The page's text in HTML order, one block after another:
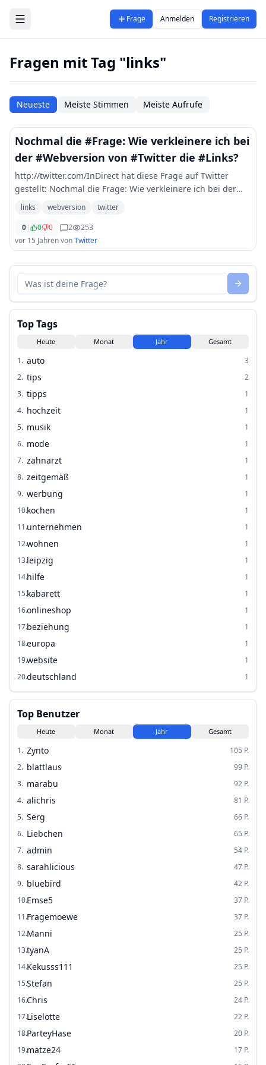
Zum Hauptinhalt springen
Frage Anmelden Registrieren
Fragen mit Tag "links"
Neueste Meiste Stimmen Meiste Aufrufe
Nochmal die #Frage: Wie verkleinere ich bei
der #Webversion von #Twitter die #Links?
http://twitter.com/InDirect hat diese Frage auf Twitter
gestellt: Nochmal die Frage: Wie verkleinere ich bei der
Webversion von Twitter die Links?
links webversion
twitter
0| 0 0 2
253
vor 15 JahrenvonTwitter
Top Tags
Heute Monat Jahr Gesamt
1. auto
3
2. tips
2
3. tipps
1
4. hochzeit
1
5. musik
1
6. mode
1
7. zahnarzt
1
8. zeitgemäß
1
9. werbung
1
10.kochen
1
11.unternehmen
1
12.wohnen
1
13.leipzig
1
14.hilfe
1
15.kabarett
1
16.onlineshop
1
17.beziehung
1
18.europa
1
19.website
1
20.deutschland 1
Top Benutzer
Heute Monat Jahr Gesamt
1. Zynto 105 P.
2. blattlaus 99 P.
3. marabu 92 P.
4. alichris 81 P.
5. Serg 66 P.
6. Liebchen 65 P.
7. admin 54 P.
8. sarahlicious 47 P.
9. bluebird 42 P.
10.Emse5 37 P.
11.Fragemoewe 37 P.
12.Manni 25 P.
13.tyanA 25 P.
14.Kekusss111 25 P.
15.Stefan 25 P.
16.Chris 24 P.
17.Liselotte 22 P.
18.ParteyHase 20 P.
19.matze24 17 P.